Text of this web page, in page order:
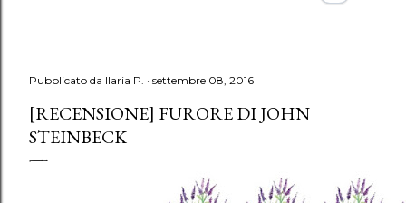
Pubblicato da Ilaria P. settembre 08, 2016
[RECENSIONE] FURORE DI JOHN
STEINBECK